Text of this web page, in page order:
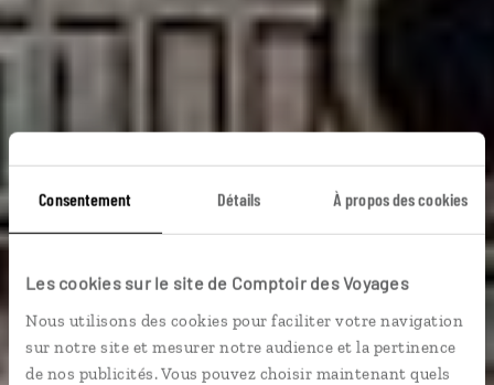
Consentement Détails À propos des cookies
Les cookies sur le site de Comptoir des Voyages
Nous utilisons des cookies pour faciliter votre navigation
sur notre site et mesurer notre audience et la pertinence
de nos publicités. Vous pouvez choisir maintenant quels
La quintessence de
Florence
Week-end à Florence, capitale toscane de la
Renaissance.